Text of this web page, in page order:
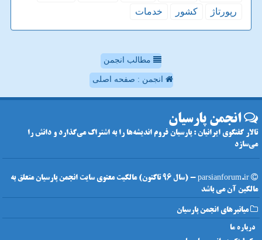
رپورتاژ
كشور خدمات
مطالب انجمن
انجمن : صفحه اصلی
انجمن پارسیان
تالار گفتگوی ایرانیان : پارسیان فروم اندیشه‌ها را به اشتراک می‌گذارد و دانش را
می‌سازد
parsianforum.ir - (سال 96 تاکنون) مالکیت معنوی سایت انجمن پارسیان متعلق به
مالکین آن می باشد
میانبرهای انجمن پارسیان
درباره ما